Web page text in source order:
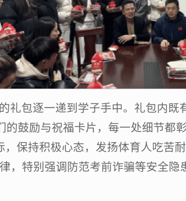
礼包逐一递到学子手中。礼包内
的鼓励与祝福卡片，每一处细节都
，保持积极心态，发扬体育人吃
，特别强调防范考前诈骗等安全